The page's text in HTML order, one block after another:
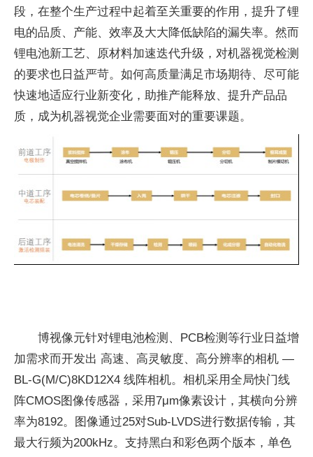
段，在整个生产过程中起着至关重要的作用，提升了锂
电的品质、产能、效率及大大降低缺陷的漏失率。然而
锂电池新工艺、原材料加速迭代升级，对机器视觉检测
的要求也日益严苛。如何高质量满足市场期待、尽可能
快速地适应行业新变化，助推产能释放、提升产品品
质，成为机器视觉企业需要面对的重要课题。
博视像元针对锂电池检测、PCB检测等行业日益增
加需求而开发出 高速、高灵敏度、高分辨率的相机 —
BL-G(M/C)8KD12X4 线阵相机。相机采用全局快门线
阵CMOS图像传感器，采用7μm像素设计，其横向分辨
率为8192。图像通过25对Sub-LVDS进行数据传输，其
最大行频为200kHz。支持黑白和彩色两个版本，单色